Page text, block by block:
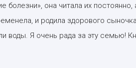
она читала их постоянно,
и родила здорового
воды. Я очень рада за эту семью!